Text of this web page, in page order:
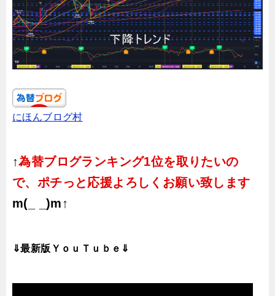
にほんブログ村
↑為替ブログランキング1位を取りたいの
で、ポチっと応援よろしくお願い致します
m(_ _)m↑
⇓最新版ＹｏｕＴｕｂｅ⇓